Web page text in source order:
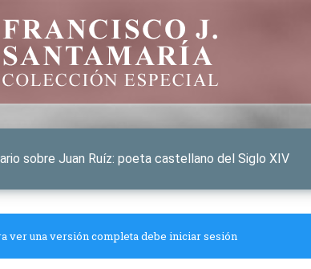
sobre Juan Ruíz: poeta castellano del Siglo XIV
ver una versión completa debe iniciar sesión